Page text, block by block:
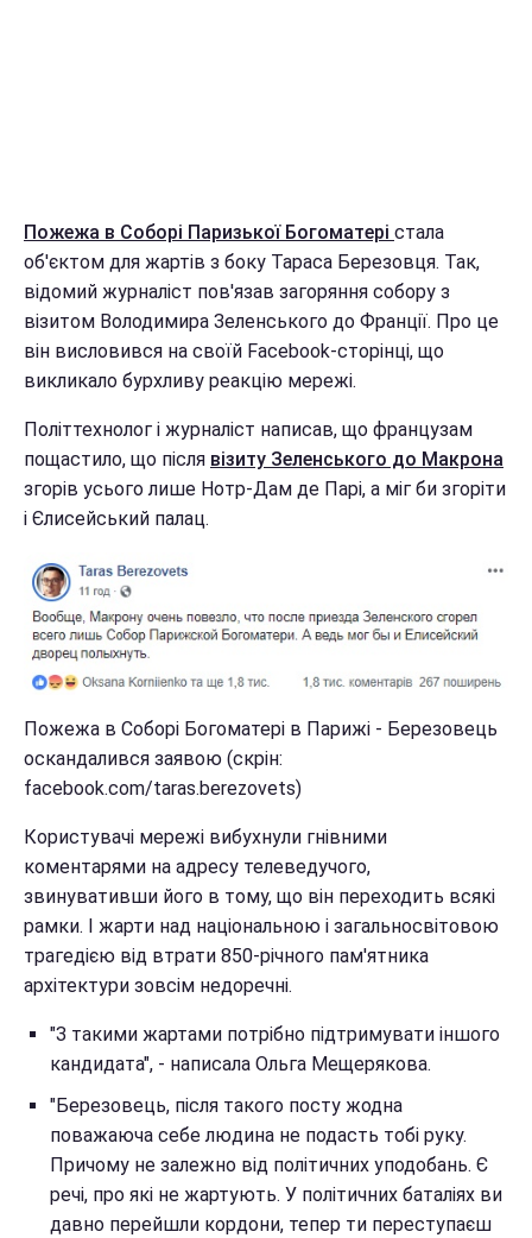
Пожежа в Соборі Паризької Богоматері стала
об'єктом для жартів з боку Тараса Березовця. Так,
відомий журналіст пов'язав загоряння собору з
візитом Володимира Зеленського до Франції. Про це
він висловився на своїй Facebook-сторінці, що
викликало бурхливу реакцію мережі.
Політтехнолог і журналіст написав, що французам
пощастило, що після візиту Зеленського до Макрона
згорів усього лише Нотр-Дам де Парі, а міг би згоріти
і Єлисейський палац.
Пожежа в Соборі Богоматері в Парижі - Березовець
оскандалився заявою (скрін:
facebook.com/taras.berezovets)
Користувачі мережі вибухнули гнівними
коментарями на адресу телеведучого,
звинувативши його в тому, що він переходить всякі
рамки. І жарти над національною і загальносвітовою
трагедією від втрати 850-річного пам'ятника
архітектури зовсім недоречні.
"З такими жартами потрібно підтримувати іншого
кандидата", - написала Ольга Мещерякова.
"Березовець, після такого посту жодна
поважаюча себе людина не подасть тобі руку.
Причому не залежно від політичних уподобань. Є
речі, про які не жартують. У політичних баталіях ви
давно перейшли кордони, тепер ти переступаєш